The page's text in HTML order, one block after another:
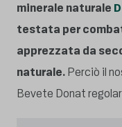
minerale naturale
testata per
apprezzata da
naturale.Perciò il
Bevete Donat